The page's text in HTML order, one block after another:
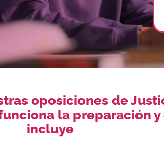
oposiciones de
la preparación y
incluye